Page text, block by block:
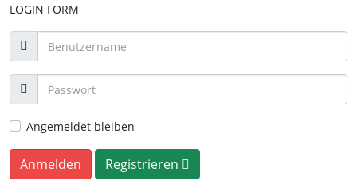
LOGIN FORM
Angemeldet bleiben
Anmelden Registrieren